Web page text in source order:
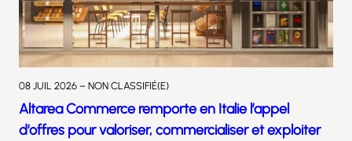
08 JUIL 2026 – NON CLASSIFIÉ(E)
Altarea Commerce remporte en Italie l’appel
d’offres pour valoriser, commercialiser et exploiter